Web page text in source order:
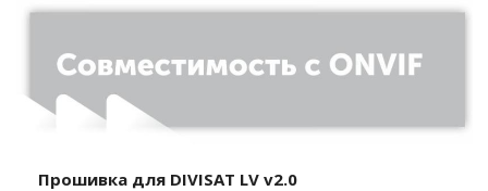
Прошивка для DIVISAT LV v2.0